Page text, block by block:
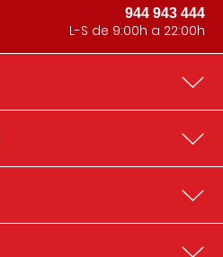
944 943 444
L-S de 9:00h a 22:00h